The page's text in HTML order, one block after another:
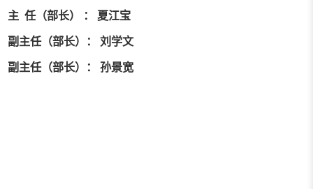
主 任（部长） ： 夏江宝
副主任（部长）： 刘学文
副主任（部长）： 孙景宽